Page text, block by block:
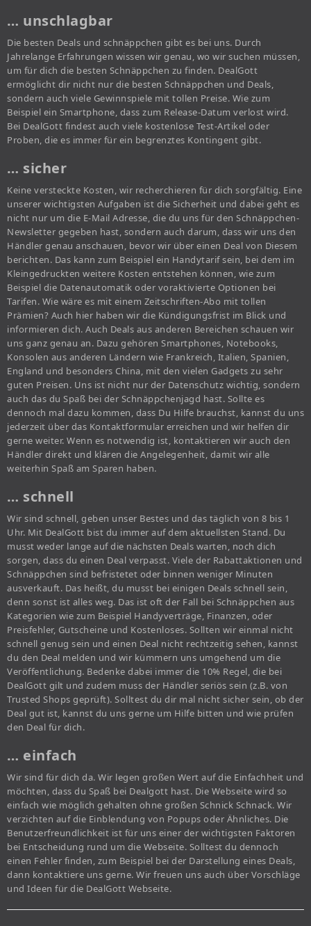
… unschlagbar
Die besten Deals und schnäppchen gibt es bei uns. Durch
Jahrelange Erfahrungen wissen wir genau, wo wir suchen müssen,
um für dich die besten Schnäppchen zu finden. DealGott
ermöglicht dir nicht nur die besten Schnäppchen und Deals,
sondern auch viele Gewinnspiele mit tollen Preise. Wie zum
Beispiel ein Smartphone, dass zum Release-Datum verlost wird.
Bei DealGott findest auch viele kostenlose Test-Artikel oder
Proben, die es immer für ein begrenztes Kontingent gibt.
… sicher
Keine versteckte Kosten, wir recherchieren für dich sorgfältig. Eine
unserer wichtigsten Aufgaben ist die Sicherheit und dabei geht es
nicht nur um die E-Mail Adresse, die du uns für den Schnäppchen-
Newsletter gegeben hast, sondern auch darum, dass wir uns den
Händler genau anschauen, bevor wir über einen Deal von Diesem
berichten. Das kann zum Beispiel ein Handytarif sein, bei dem im
Kleingedruckten weitere Kosten entstehen können, wie zum
Beispiel die Datenautomatik oder voraktivierte Optionen bei
Tarifen. Wie wäre es mit einem Zeitschriften-Abo mit tollen
Prämien? Auch hier haben wir die Kündigungsfrist im Blick und
informieren dich. Auch Deals aus anderen Bereichen schauen wir
uns ganz genau an. Dazu gehören Smartphones, Notebooks,
Konsolen aus anderen Ländern wie Frankreich, Italien, Spanien,
England und besonders China, mit den vielen Gadgets zu sehr
guten Preisen. Uns ist nicht nur der Datenschutz wichtig, sondern
auch das du Spaß bei der Schnäppchenjagd hast. Sollte es
dennoch mal dazu kommen, dass Du Hilfe brauchst, kannst du uns
jederzeit über das Kontaktformular erreichen und wir helfen dir
gerne weiter. Wenn es notwendig ist, kontaktieren wir auch den
Händler direkt und klären die Angelegenheit, damit wir alle
weiterhin Spaß am Sparen haben.
… schnell
Wir sind schnell, geben unser Bestes und das täglich von 8 bis 1
Uhr. Mit DealGott bist du immer auf dem aktuellsten Stand. Du
musst weder lange auf die nächsten Deals warten, noch dich
sorgen, dass du einen Deal verpasst. Viele der Rabattaktionen und
Schnäppchen sind befristetet oder binnen weniger Minuten
ausverkauft. Das heißt, du musst bei einigen Deals schnell sein,
denn sonst ist alles weg. Das ist oft der Fall bei Schnäppchen aus
Kategorien wie zum Beispiel Handyverträge, Finanzen, oder
Preisfehler, Gutscheine und Kostenloses. Sollten wir einmal nicht
schnell genug sein und einen Deal nicht rechtzeitig sehen, kannst
du den Deal melden und wir kümmern uns umgehend um die
Veröffentlichung. Bedenke dabei immer die 10% Regel, die bei
DealGott gilt und zudem muss der Händler seriös sein (z.B. von
Trusted Shops geprüft). Solltest du dir mal nicht sicher sein, ob der
Deal gut ist, kannst du uns gerne um Hilfe bitten und wie prüfen
den Deal für dich.
… einfach
Wir sind für dich da. Wir legen großen Wert auf die Einfachheit und
möchten, dass du Spaß bei Dealgott hast. Die Webseite wird so
einfach wie möglich gehalten ohne großen Schnick Schnack. Wir
verzichten auf die Einblendung von Popups oder Ähnliches. Die
Benutzerfreundlichkeit ist für uns einer der wichtigsten Faktoren
bei Entscheidung rund um die Webseite. Solltest du dennoch
einen Fehler finden, zum Beispiel bei der Darstellung eines Deals,
dann kontaktiere uns gerne. Wir freuen uns auch über Vorschläge
und Ideen für die DealGott Webseite.